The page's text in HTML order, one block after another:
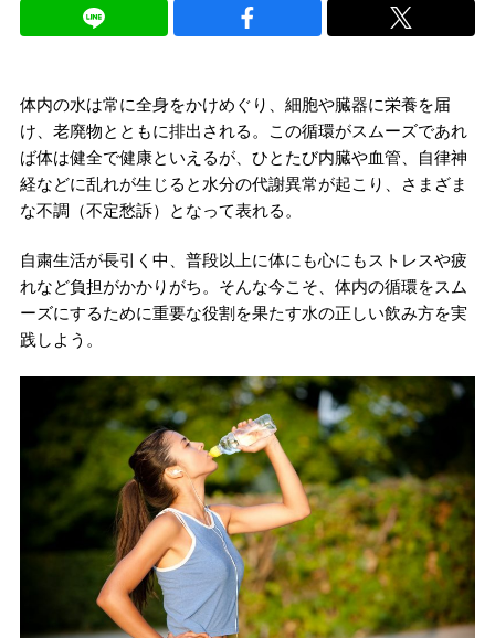
体内の水は常に全身をかけめぐり、細胞や臓器に栄養を届
け、老廃物とともに排出される。この循環がスムーズであれ
ば体は健全で健康といえるが、ひとたび内臓や血管、自律神
経などに乱れが生じると水分の代謝異常が起こり、さまざま
な不調（不定愁訴）となって表れる。
自粛生活が長引く中、普段以上に体にも心にもストレスや疲
れなど負担がかかりがち。そんな今こそ、体内の循環をスム
ーズにするために重要な役割を果たす水の正しい飲み方を実
践しよう。